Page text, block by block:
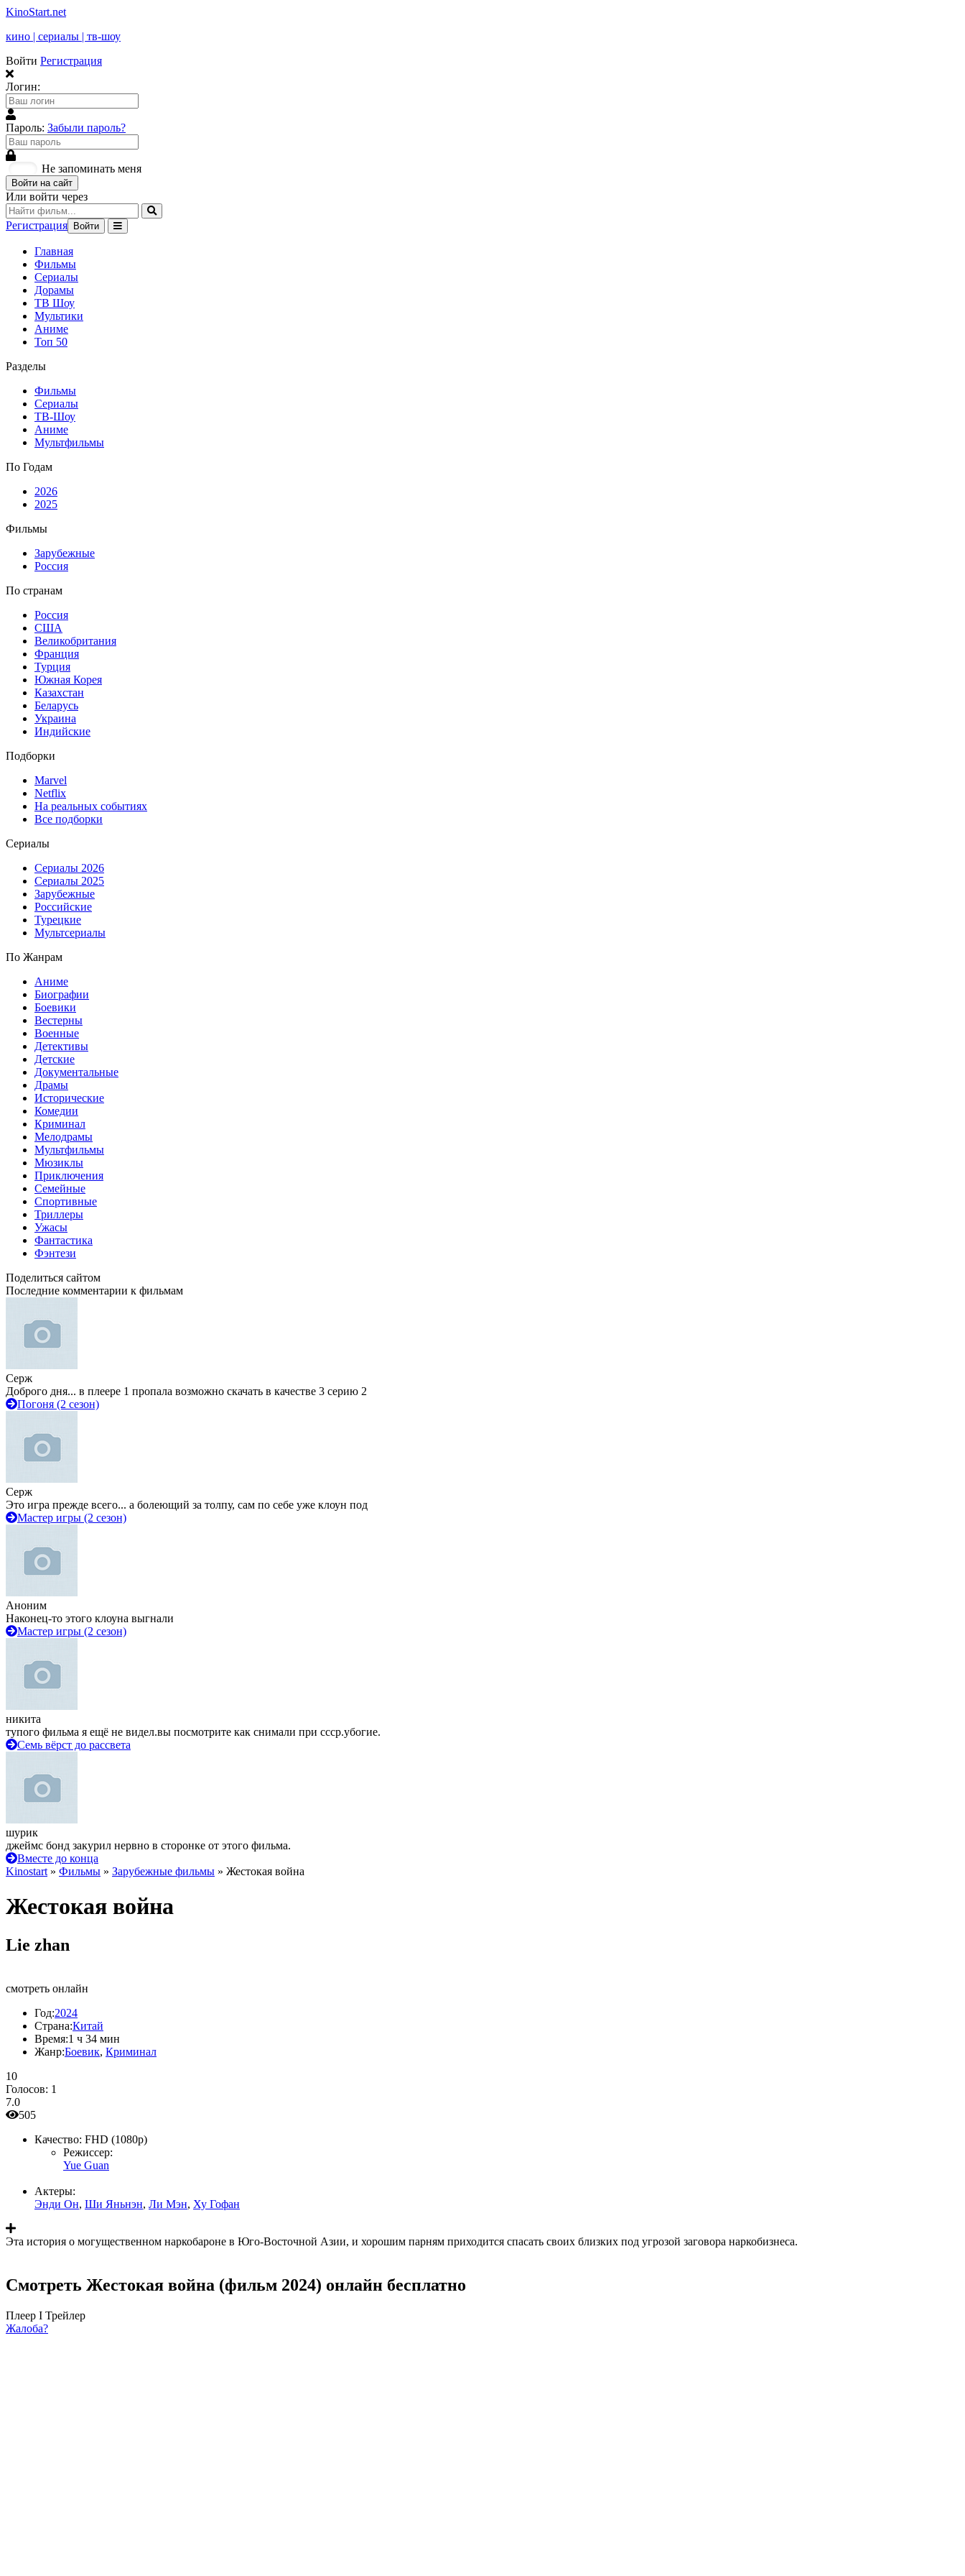
KinoStart.net
кино | сериалы | тв-шоу
Войти Регистрация
Логин:
Пароль: Забыли пароль?
Не запоминать меня
Войти на сайт
Или войти через
Регистрация Войти
Главная
Фильмы
Сериалы
Дорамы
ТВ Шоу
Мультики
Аниме
Топ 50
Разделы
Фильмы
Сериалы
ТВ-Шоу
Аниме
Мультфильмы
По Годам
2026
2025
Фильмы
Зарубежные
Россия
По странам
Россия
США
Великобритания
Франция
Турция
Южная Корея
Казахстан
Беларусь
Украина
Индийские
Подборки
Marvel
Netflix
На реальных событиях
Все подборки
Сериалы
Сериалы 2026
Сериалы 2025
Зарубежные
Российские
Турецкие
Мультсериалы
По Жанрам
Аниме
Биографии
Боевики
Вестерны
Военные
Детективы
Детские
Документальные
Драмы
Исторические
Комедии
Криминал
Мелодрамы
Мультфильмы
Мюзиклы
Приключения
Семейные
Спортивные
Триллеры
Ужасы
Фантастика
Фэнтези
Поделиться сайтом
Последние комментарии к фильмам
Серж
Доброго дня... в плеере 1 пропала возможно скачать в качестве 3 серию 2
Погоня (2 сезон)
Серж
Это игра прежде всего... а болеющий за толпу, сам по себе уже клоун под
Мастер игры (2 сезон)
Аноним
Наконец-то этого клоуна выгнали
Мастер игры (2 сезон)
никита
тупого фильма я ещё не видел.вы посмотрите как снимали при ссср.убогие.
Семь вёрст до рассвета
шурик
джеймс бонд закурил нервно в сторонке от этого фильма.
Вместе до конца
Kinostart » Фильмы » Зарубежные фильмы » Жестокая война
Жестокая война
Lie zhan
смотреть онлайн
Год:2024
Страна:Китай
Время:1 ч 34 мин
Жанр:Боевик, Криминал
10
Голосов: 1
7.0
505
Качество: FHD (1080p)
Режиссер:
Yue Guan
Актеры:
Энди Он, Ши Яньнэн, Ли Мэн, Ху Гофан
Эта история о могущественном наркобароне в Юго-Восточной Азии, и хорошим парням приходится спасать своих близких под угрозой заговора наркобизнеса.
Смотреть Жестокая война (фильм 2024) онлайн бесплатно
Плеер I Трейлер
Жалоба?